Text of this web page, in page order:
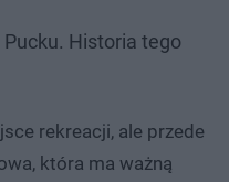
Historia tego
rekreacji, ale przede
która ma ważną